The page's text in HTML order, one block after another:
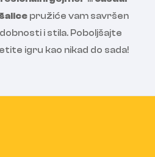
pružiće vam savršen
i stila. Poboljšajte
igru kao nikad do sada!